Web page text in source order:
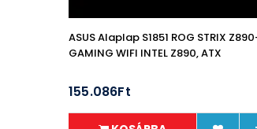
ASUS Alaplap S1851 ROG STRIX
GAMING WIFI INTEL Z890, ATX
155.086Ft